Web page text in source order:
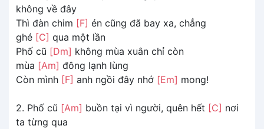
không về đây
Thì đàn chim [F] én cũng đã bay xa, chẳng
ghé [C] qua một lần
Phố cũ [Dm] không mùa xuân chỉ còn
mùa [Am] đông lạnh lùng
Còn mình [F] anh ngồi đây nhớ [Em] mong!
2. Phố cũ [Am] buồn tại vì người, quên hết [C] nơi
ta từng qua